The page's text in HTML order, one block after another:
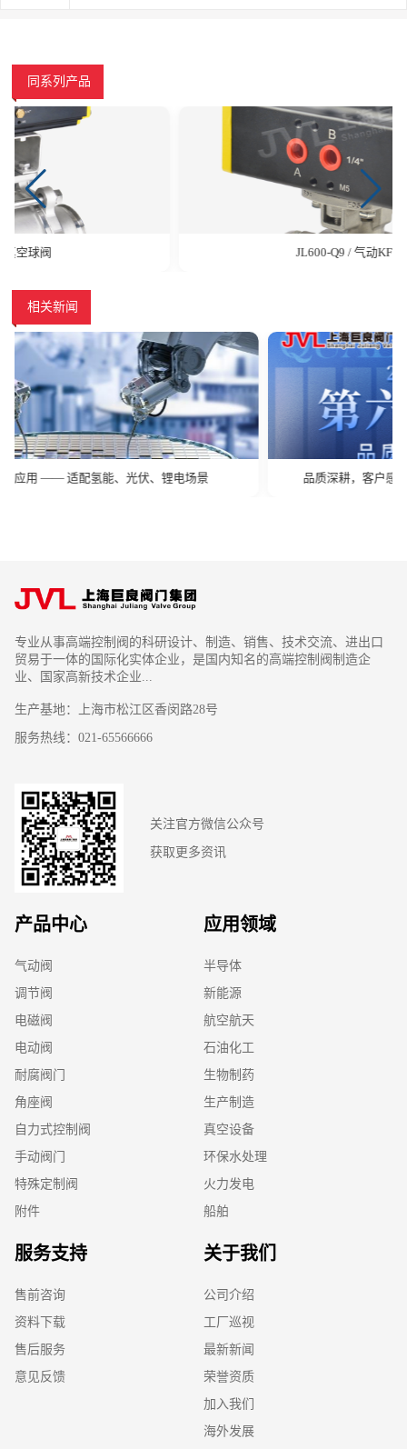
同系列产品
相关新闻
品质深耕，客户感动｜上海巨良阀门集团第六届质量季正式
专业从事高端控制阀的科研设计、制造、销售、技术交流、进出口
贸易于一体的国际化实体企业，是国内知名的高端控制阀制造企
业、国家高新技术企业...
生产基地：上海市松江区香闵路28号
服务热线：021-65566666
关注官方微信公众号
获取更多资讯
产品中心
气动阀
调节阀
电磁阀
电动阀
耐腐阀门
角座阀
自力式控制阀
手动阀门
特殊定制阀
附件
应用领域
半导体
新能源
航空航天
石油化工
生物制药
生产制造
真空设备
环保水处理
火力发电
船舶
服务支持
售前咨询
资料下载
售后服务
意见反馈
关于我们
公司介绍
工厂巡视
最新新闻
荣誉资质
加入我们
海外发展